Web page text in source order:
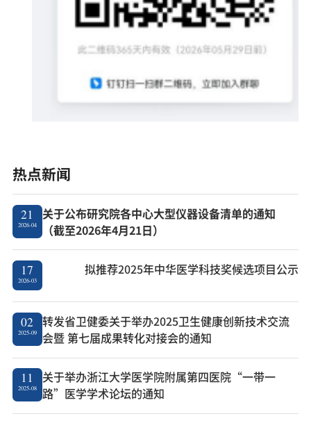
热点新闻
21
2026-04
关于公布研究院各中心大型仪器设备清单的通知
（截至2026年4月21日）
17
2026-03
拟推荐2025年中华医学科技奖候选项目公示
02
2025-09
转发省卫健委关于举办2025卫生健康创新技术交流
会暨 第七届成果转化对接会的通知
11
2025-08
关于举办浙江大学医学院附属第四医院“一带一
路”医学学术论坛的通知